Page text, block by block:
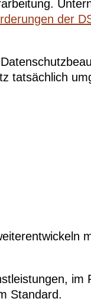
der
tatsächlich
im
Standard.